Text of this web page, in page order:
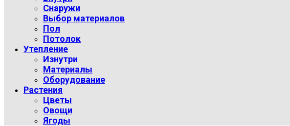
Снаружи
Выбор материалов
Пол
Потолок
Утепление
Изнутри
Материалы
Оборудование
Растения
Цветы
Овощи
Ягоды